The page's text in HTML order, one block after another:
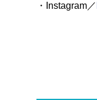
・Instagram／